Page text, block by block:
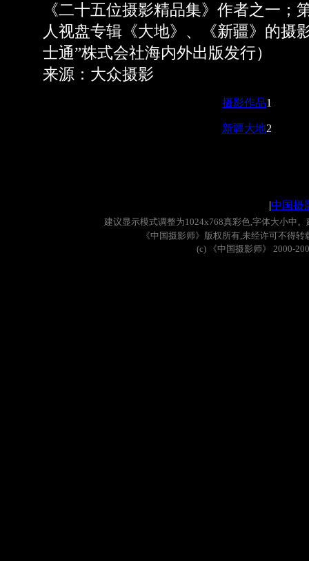
《二十五位摄影精品集》作者之一；
人视盘专辑《大地》、《新疆》的摄
士通”株式会社海内外出版发行）
来源：大众摄影
摄影作品1
新疆大地2
|中国摄
建议显示模式调整为1024x768真彩色,字体大小中。
《中国摄影师》版权所有,未经许可不得转
(c)
《中国摄影师》 2000-200